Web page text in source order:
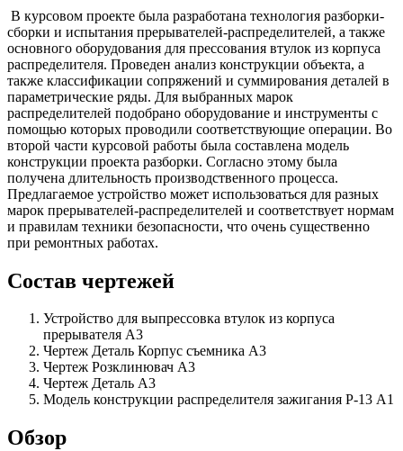
В курсовом проекте была разработана технология разборки-
сборки и испытания прерывателей-распределителей, а также
основного оборудования для прессования втулок из корпуса
распределителя. Проведен анализ конструкции объекта, а
также классификации сопряжений и суммирования деталей в
параметрические ряды. Для выбранных марок
распределителей подобрано оборудование и инструменты с
помощью которых проводили соответствующие операции. Во
второй части курсовой работы была составлена модель
конструкции проекта разборки. Согласно этому была
получена длительность производственного процесса.
Предлагаемое устройство может использоваться для разных
марок прерывателей-распределителей и соответствует нормам
и правилам техники безопасности, что очень существенно
при ремонтных работах.
Состав чертежей
Устройство для выпрессовка втулок из корпуса
прерывателя А3
Чертеж Деталь Корпус съемника А3
Чертеж Розклинювач А3
Чертеж Деталь А3
Модель конструкции распределителя зажигания Р-13 А1
Обзор